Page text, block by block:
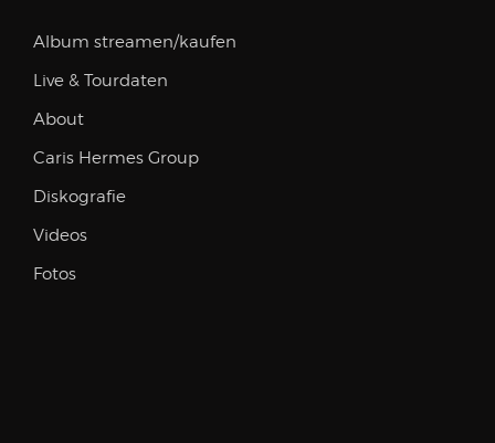
Album streamen/kaufen
Live & Tourdaten
About
Caris Hermes Group
Diskografie
Videos
Fotos